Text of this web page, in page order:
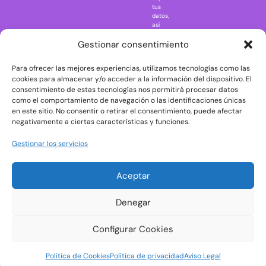
Gestionar consentimiento
Para ofrecer las mejores experiencias, utilizamos tecnologías como las
cookies para almacenar y/o acceder a la información del dispositivo. El
consentimiento de estas tecnologías nos permitirá procesar datos
como el comportamiento de navegación o las identificaciones únicas
en este sitio. No consentir o retirar el consentimiento, puede afectar
negativamente a ciertas características y funciones.
Gestionar los servicios
Aceptar
Denegar
Configurar Cookies
Política de CookiesPolítica de privacidadAviso Legal
Rick and
The Big Bang
Theory
The Blues
Brothers
The
The Shining
Derry
tus
datos,
así
ejercer
consultando
la
información
adicional
y
detallada
sobre